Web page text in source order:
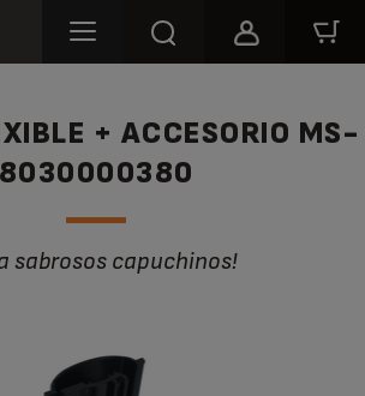
+ ACCESORIO MS-
8030000380
sabrosos capuchinos!